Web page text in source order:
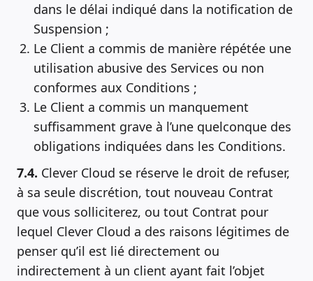
dans le délai indiqué dans la notification de
Suspension ;
Le Client a commis de manière répétée une
utilisation abusive des Services ou non
conformes aux Conditions ;
Le Client a commis un manquement
suffisamment grave à l’une quelconque des
obligations indiquées dans les Conditions.
7.4. Clever Cloud se réserve le droit de refuser,
à sa seule discrétion, tout nouveau Contrat
que vous solliciterez, ou tout Contrat pour
lequel Clever Cloud a des raisons légitimes de
penser qu’il est lié directement ou
indirectement à un client ayant fait l’objet